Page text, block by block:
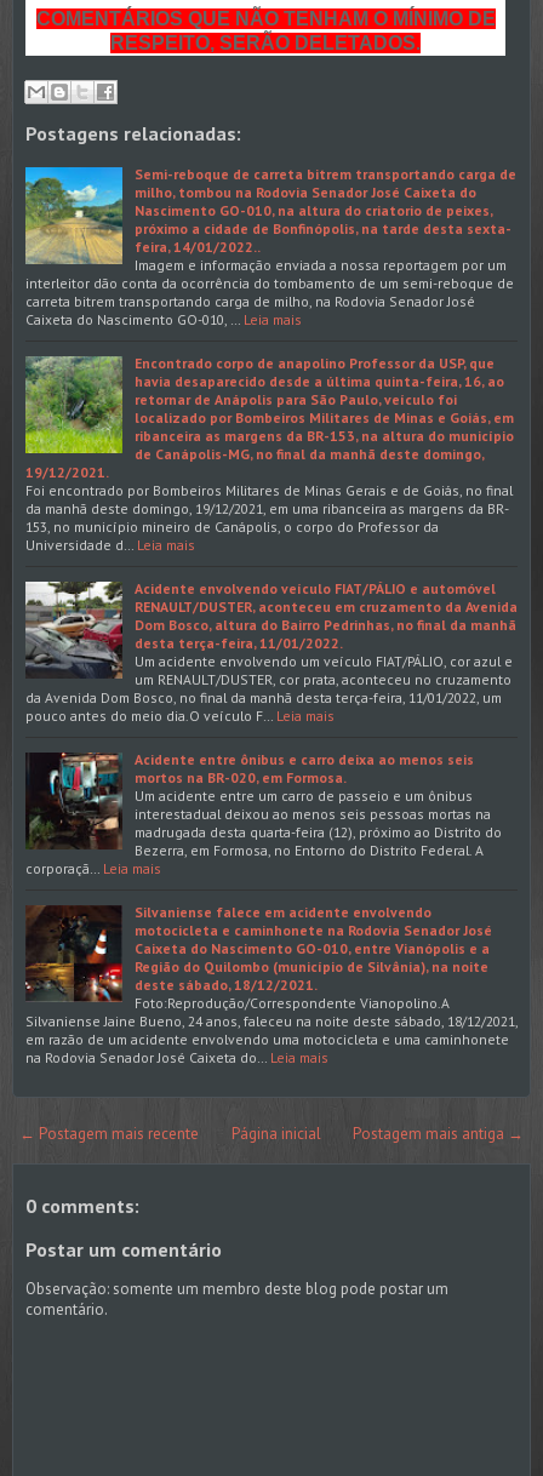
COMENTÁRIOS QUE NÃO TENHAM O MÍNIMO DE
RESPEITO, SERÃO DELETADOS.
Postagens relacionadas:
Semi-reboque de carreta bitrem transportando carga de
milho, tombou na Rodovia Senador José Caixeta do
Nascimento GO-010, na altura do criatorio de peixes,
próximo a cidade de Bonfinópolis, na tarde desta sexta-
feira, 14/01/2022..
Imagem e informação enviada a nossa reportagem por um
interleitor dão conta da ocorrência do tombamento de um semi-reboque de
carreta bitrem transportando carga de milho, na Rodovia Senador José
Caixeta do Nascimento GO-010, …
Leia mais
Encontrado corpo de anapolino Professor da USP, que
havia desaparecido desde a última quinta-feira, 16, ao
retornar de Anápolis para São Paulo, veículo foi
localizado por Bombeiros Militares de Minas e Goiás, em
ribanceira as margens da BR-153, na altura do município
de Canápolis-MG, no final da manhã deste domingo,
19/12/2021.
Foi encontrado por Bombeiros Militares de Minas Gerais e de Goiás, no final
da manhã deste domingo, 19/12/2021, em uma ribanceira as margens da BR-
153, no município mineiro de Canápolis, o corpo do Professor da
Universidade d…
Leia mais
Acidente envolvendo veículo FIAT/PÁLIO e automóvel
RENAULT/DUSTER, aconteceu em cruzamento da Avenida
Dom Bosco, altura do Bairro Pedrinhas, no final da manhã
desta terça-feira, 11/01/2022.
Um acidente envolvendo um veículo FIAT/PÁLIO, cor azul e
um RENAULT/DUSTER, cor prata, aconteceu no cruzamento
da Avenida Dom Bosco, no final da manhã desta terça-feira, 11/01/2022, um
pouco antes do meio dia.O veículo F…
Leia mais
Acidente entre ônibus e carro deixa ao menos seis
mortos na BR-020, em Formosa.
Um acidente entre um carro de passeio e um ônibus
interestadual deixou ao menos seis pessoas mortas na
madrugada desta quarta-feira (12), próximo ao Distrito do
Bezerra, em Formosa, no Entorno do Distrito Federal. A
corporaçã…
Leia mais
Silvaniense falece em acidente envolvendo
motocicleta e caminhonete na Rodovia Senador José
Caixeta do Nascimento GO-010, entre Vianópolis e a
Região do Quilombo (município de Silvânia), na noite
deste sábado, 18/12/2021.
Foto:Reprodução/Correspondente Vianopolino.A
Silvaniense Jaine Bueno, 24 anos, faleceu na noite deste sábado, 18/12/2021,
em razão de um acidente envolvendo uma motocicleta e uma caminhonete
na Rodovia Senador José Caixeta do…
Leia mais
← Postagem mais recente Postagem mais antiga →
Página inicial
0 comments:
Postar um comentário
Observação: somente um membro deste blog pode postar um
comentário.